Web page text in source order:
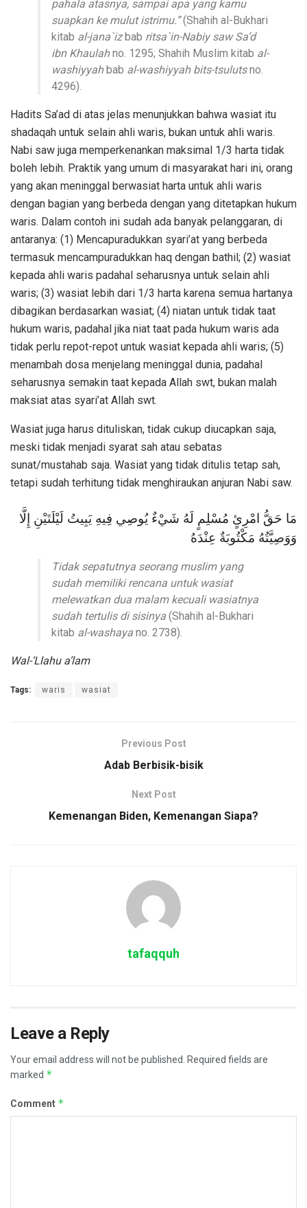
pahala atasnya, sampai apa yang kamu
suapkan ke mulut istrimu.”(Shahih al-Bukhari
kitab al-jana`izbab ritsa`in-Nabiy saw Sa’d
ibn Khaulahno. 1295; Shahih Muslim kitab al-
washiyyahbab al-washiyyah bits-tsulutsno.
4296).
Hadits Sa’ad di atas jelas menunjukkan bahwa wasiat itu
shadaqah untuk selain ahli waris, bukan untuk ahli waris.
Nabi saw juga memperkenankan maksimal 1/3 harta tidak
boleh lebih. Praktik yang umum di masyarakat hari ini, orang
yang akan meninggal berwasiat harta untuk ahli waris
dengan bagian yang berbeda dengan yang ditetapkan hukum
waris. Dalam contoh ini sudah ada banyak pelanggaran, di
antaranya: (1) Mencapuradukkan syari’at yang berbeda
termasuk mencampuradukkan haq dengan bathil; (2) wasiat
kepada ahli waris padahal seharusnya untuk selain ahli
waris; (3) wasiat lebih dari 1/3 harta karena semua hartanya
dibagikan berdasarkan wasiat; (4) niatan untuk tidak taat
hukum waris, padahal jika niat taat pada hukum waris ada
tidak perlu repot-repot untuk wasiat kepada ahli waris; (5)
menambah dosa menjelang meninggal dunia, padahal
seharusnya semakin taat kepada Allah swt, bukan malah
maksiat atas syari’at Allah swt.
Wasiat juga harus dituliskan, tidak cukup diucapkan saja,
meski tidak menjadi syarat sah atau sebatas
sunat/mustahab saja. Wasiat yang tidak ditulis tetap sah,
tetapi sudah terhitung tidak menghiraukan anjuran Nabi saw.
مَا حَقُّ امْرِئٍ مُسْلِمٍ لَهُ شَيْءٌ يُوصِي فِيهِ يَبِيتُ لَيْلَتَيْنِ إِلَّا
وَوَصِيَّتُهُ مَكْتُوبَةٌ عِنْدَهُ
Tidak sepatutnya seorang muslim yang
sudah memiliki rencana untuk wasiat
melewatkan dua malam kecuali wasiatnya
sudah tertulis di sisinya (Shahih al-Bukhari
kitab al-washaya no. 2738).
Wal-‘Llahu a’lam
Tags: waris wasiat
Previous Post
Adab Berbisik-bisik
Next Post
Kemenangan Biden, Kemenangan Siapa?
tafaqquh
Leave a Reply
Your email address will not be published. Required fields are
marked *
Comment *